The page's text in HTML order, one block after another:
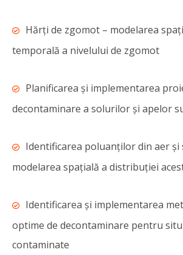
Hărţi de zgomot – modelarea
temporală a nivelului de zgomot
Planificarea și implementarea
decontaminare a solurilor și apelor
Identificarea poluanților din aer și
modelarea spațială a distribuției
Identificarea și implementarea
optime de decontaminare pentru
contaminate